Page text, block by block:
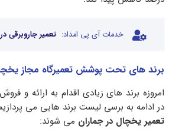
خدمات آی پی امداد: تعمیر جاروبرقی
برند های تحت پوشش تعمیرگاه مجاز
امروزه برند های زیادی اقدام به ارائه و
در ادامه به برسی لیست برند هایی می
تعمیر یخچال در جماران می شوند: